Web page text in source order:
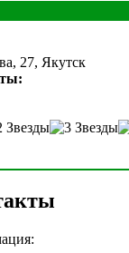
27, Якутск